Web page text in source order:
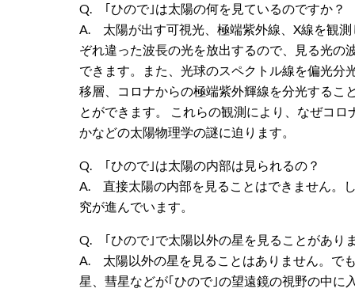
Q. ｢ひので｣は太陽の何を見ているのですか？
A. 太陽が出す可視光、極端紫外線、X線を観
ぞれ違った波長の光を放出するので、見る光の
できます。また、光球のスペクトル線を偏光分
移層、コロナからの極端紫外輝線を分光するこ
とができます。 これらの観測により、なぜコ
かなどの太陽物理学の謎に迫ります。
Q. ｢ひので｣は太陽の内部は見られるの？
A. 直接太陽の内部を見ることはできません。
究が進んでいます。
Q. ｢ひので｣で太陽以外の星を見ることがあり
A. 太陽以外の星を見ることはありません。で
星、彗星などが｢ひので｣の望遠鏡の視野の中に